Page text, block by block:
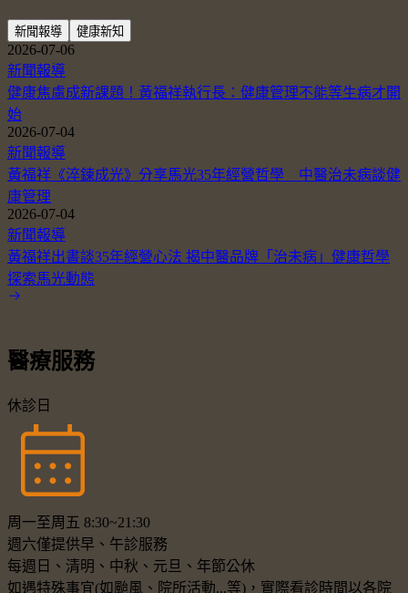
新聞報導 健康新知
2026-07-06
新聞報導
健康焦慮成新課題！黃福祥執行長：健康管理不能等生病才開
始
2026-07-04
新聞報導
黃福祥《淬鍊成光》分享馬光35年經營哲學 中醫治未病談健
康管理
2026-07-04
新聞報導
黃福祥出書談35年經營心法 揭中醫品牌「治未病」健康哲學
探索馬光動態
醫療服務
休診日
周一至周五 8:30~21:30
週六僅提供早、午診服務
每週日、清明、中秋、元旦、年節公休
如遇特殊事宜(如颱風、院所活動...等)，實際看診時間以各院